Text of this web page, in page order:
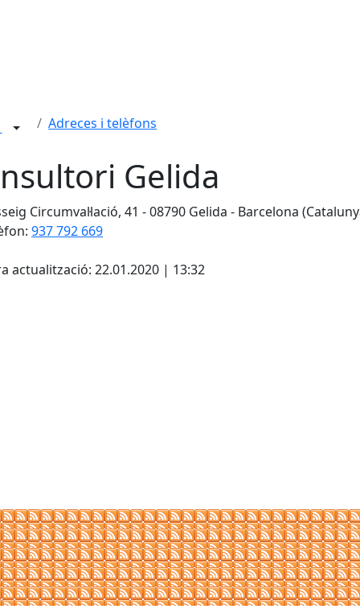
Adreces i telèfons
Gelida
Circumval·lació, 41 - 08790 Gelida - Barcelona
937 792 669
actualització: 22.01.2020 | 13:32